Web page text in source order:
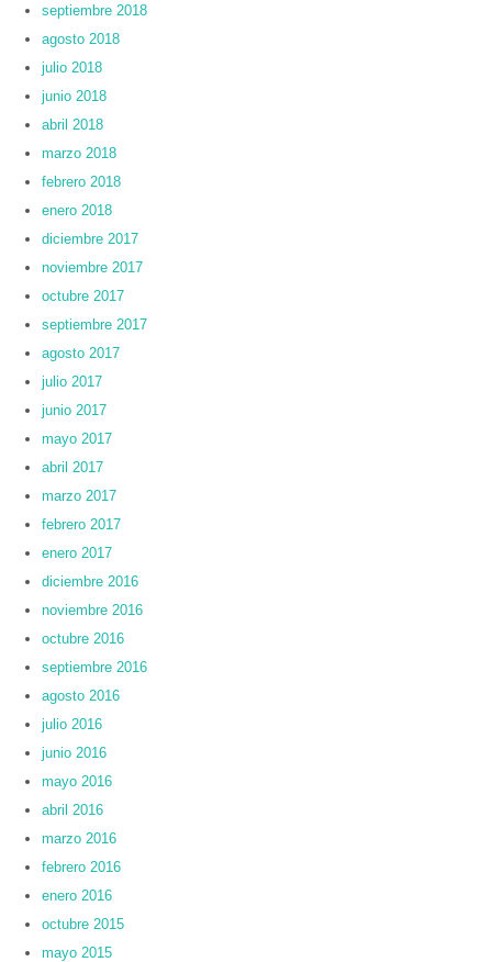
septiembre 2018
agosto 2018
julio 2018
junio 2018
abril 2018
marzo 2018
febrero 2018
enero 2018
diciembre 2017
noviembre 2017
octubre 2017
septiembre 2017
agosto 2017
julio 2017
junio 2017
mayo 2017
abril 2017
marzo 2017
febrero 2017
enero 2017
diciembre 2016
noviembre 2016
octubre 2016
septiembre 2016
agosto 2016
julio 2016
junio 2016
mayo 2016
abril 2016
marzo 2016
febrero 2016
enero 2016
octubre 2015
mayo 2015